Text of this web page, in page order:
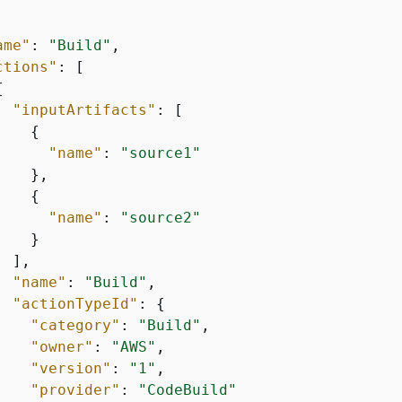
: "Build" ,
: [
"inputArtifacts" : [
{
"name" :
"source1"
},
{
"name" :
"source2"
}
],
"name" : "Build" ,
"actionTypeId" : {
"category" : "Build" ,
"owner" : "AWS" ,
"version" : "1" ,
"provider" :
"CodeBuild"